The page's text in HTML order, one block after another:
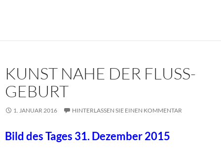
KUNST NAHE DER FLUSS-
GEBURT
1. JANUAR 2016 HINTERLASSEN SIE EINEN KOMMENTAR
Bild des Tages 31. Dezember 2015